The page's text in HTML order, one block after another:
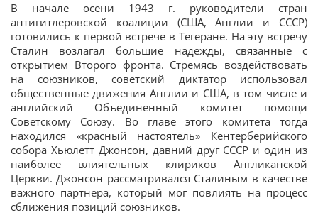
В начале осени 1943 г. руководители стран
антигитлеровской коалиции (США, Англии и СССР)
готовились к первой встрече в Тегеране. На эту встречу
Сталин возлагал большие надежды, связанные с
открытием Второго фронта. Стремясь воздействовать
на союзников, советский диктатор использовал
общественные движения Англии и США, в том числе и
английский Объединенный комитет помощи
Советскому Союзу. Во главе этого комитета тогда
находился «красный настоятель» Кентерберийского
собора Хьюлетт Джонсон, давний друг СССР и один из
наиболее влиятельных клириков Англиканской
Церкви. Джонсон рассматривался Сталиным в качестве
важного партнера, который мог повлиять на процесс
сближения позиций союзников.